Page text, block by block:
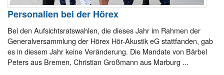
Personalien bei der Hörex
Bei den Aufsichtsratswahlen, die dieses Jahr im Rahmen der
Generalversammlung der Hörex Hör-Akustik eG stattfanden, gab
es in diesem Jahr keine Veränderung. Die Mandate von Bärbel
Peters aus Bremen, Christian Großmann aus Marburg ...